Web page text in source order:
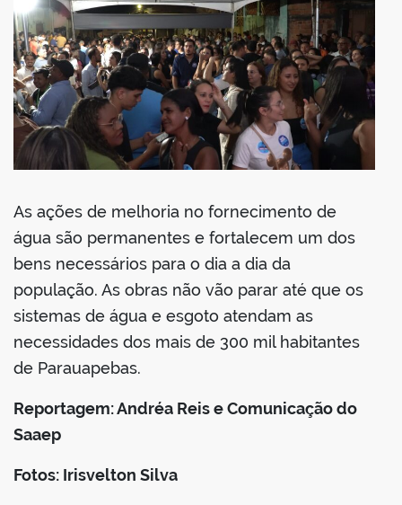
As ações de melhoria no fornecimento de
água são permanentes e fortalecem um dos
bens necessários para o dia a dia da
população. As obras não vão parar até que os
sistemas de água e esgoto atendam as
necessidades dos mais de 300 mil habitantes
de Parauapebas.
Reportagem: Andréa Reis e Comunicação do
Saaep
Fotos: Irisvelton Silva